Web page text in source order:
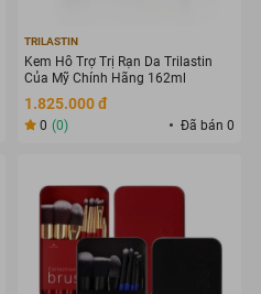
TRILASTIN
Kem Hỗ Trợ Trị Rạn Da Trilastin
Của Mỹ Chính Hãng 162ml
1.825.000 đ
0 (0) Đã bán 0